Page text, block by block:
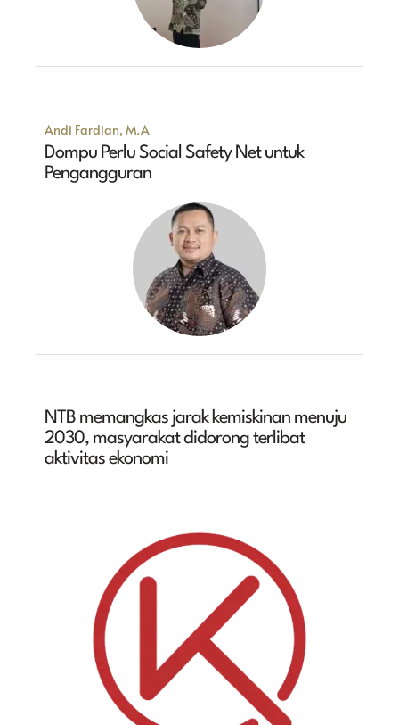
Andi Fardian, M.A
Dompu Perlu Social Safety Net untuk
Pengangguran
NTB memangkas jarak kemiskinan menuju
2030, masyarakat didorong terlibat
aktivitas ekonomi